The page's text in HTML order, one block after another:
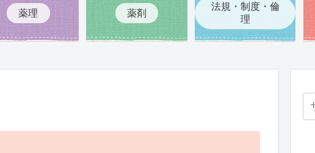
薬理 薬剤
法規・制度・倫
理